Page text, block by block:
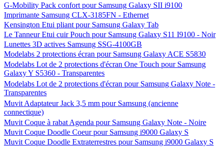
G-Mobility Pack confort pour Samsung Galaxy SII i9100
Imprimante Samsung CLX-3185FN - Ethernet
Kensington Etui pliant pour Samsung Galaxy Tab
Le Tanneur Etui cuir Pouch pour Samsung Galaxy S11 I9100 - Noir
Lunettes 3D actives Samsung SSG-4100GB
Modelabs 2 protections écran pour Samsung Galaxy ACE S5830
Modelabs Lot de 2 protections d'écran One Touch pour Samsung
Galaxy Y S5360 - Transparentes
Modelabs Lot de 2 protections d'écran pour Samsung Galaxy Note -
Transparentes
Muvit Adaptateur Jack 3,5 mm pour Samsung (ancienne
connectique)
Muvit Coque à rabat Agenda pour Samsung Galaxy Note - Noire
Muvit Coque Doodle Coeur pour Samsung i9000 Galaxy S
Muvit Coque Doodle Extraterrestres pour Samsung i9000 Galaxy S